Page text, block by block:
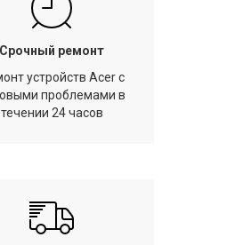
Срочный ремонт
устройств Acer с
проблемами в
течении 24 часов